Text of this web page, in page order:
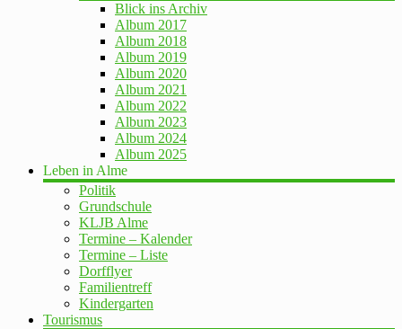
Blick ins Archiv
Album 2017
Album 2018
Album 2019
Album 2020
Album 2021
Album 2022
Album 2023
Album 2024
Album 2025
Leben in Alme
Politik
Grundschule
KLJB Alme
Termine – Kalender
Termine – Liste
Dorfflyer
Familientreff
Kindergarten
Tourismus